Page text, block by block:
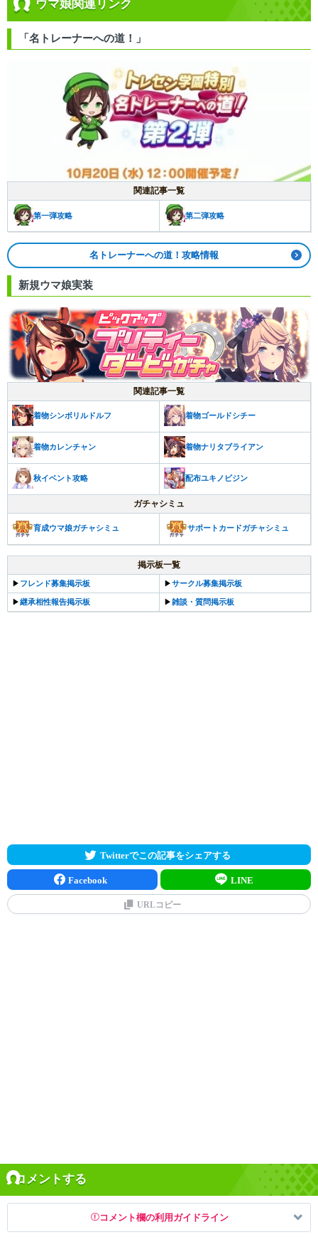
ウマ娘関連リンク
「名トレーナーへの道！」
関連記事一覧
第一弾攻略 第二弾攻略
名トレーナーへの道！攻略情報
新規ウマ娘実装
関連記事一覧
着物シンボリルドルフ 着物ゴールドシチー
着物カレンチャン 着物ナリタブライアン
秋イベント攻略 配布ユキノビジン
ガチャシミュ
育成ウマ娘ガチャシミュ サポートカードガチャシミュ
掲示板一覧
▶ フレンド募集掲示板 ▶サークル募集掲示板
▶継承相性報告掲示板 ▶雑談・質問掲示板
Twitterでこの記事をシェアする
Facebook LINE
URLコピー
コメントする
コメント欄の利用ガイドライン